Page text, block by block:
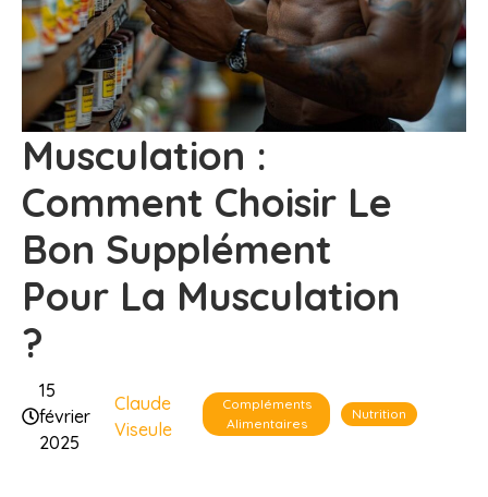
Musculation :
Comment Choisir Le
Bon Supplément
Pour La Musculation
?
15
février
2025
Claude
Viseule
Compléments
Alimentaires
Nutrition